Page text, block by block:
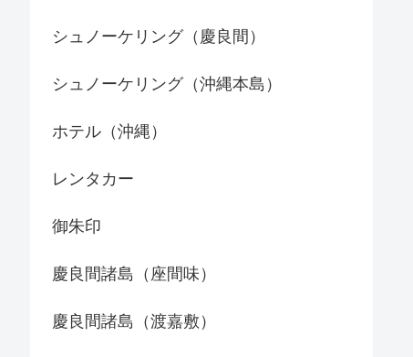
シュノーケリング（慶良間）
シュノーケリング（沖縄本島）
ホテル（沖縄）
レンタカー
御朱印
慶良間諸島（座間味）
慶良間諸島（渡嘉敷）